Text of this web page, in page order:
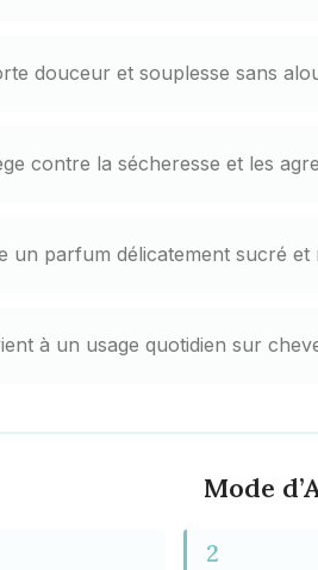
douceur et souplesse sans
contre la sécheresse et les
un parfum délicatement sucré et
à un usage quotidien sur
Mode
2